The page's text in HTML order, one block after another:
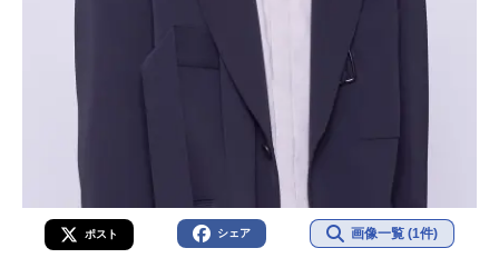
ポスト シェア 画像一覧 (1件)